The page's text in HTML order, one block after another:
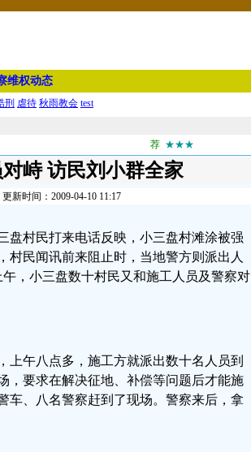
维权动态
刑 虐待 秋雨教会 test
荐 ★★★
峙 访民刘小群全家
新时间：2009-04-10 11:17
盘村民打来电话反映，小三盘村滩涂被强
村民闻讯前来阻止时，当地警方则派出人
，小三盘数十村民又和施工人员及警察对
上午八点多，施工方就派出数十名人员到
，要求在解决征地、补偿等问题后才能施
车、八名警察赶到了现场。警察来后，拿